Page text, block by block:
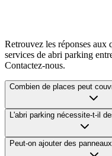
Retrouvez les réponses aux
services de abri parking
Contactez-nous.
Combien de places peut
L'abri parking nécessite-t-il
Peut-on ajouter des